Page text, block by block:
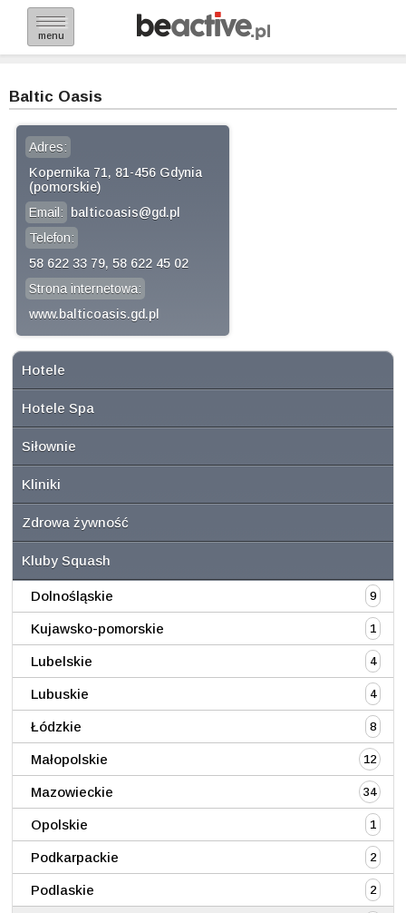
menu
Baltic Oasis
Adres:
Kopernika 71, 81-456 Gdynia
(pomorskie)
Email:
balticoasis@gd.pl
Telefon:
58 622 33 79, 58 622 45 02
Strona internetowa:
www.balticoasis.gd.pl
Hotele
Hotele Spa
Siłownie
Kliniki
Zdrowa żywność
Kluby Squash
Dolnośląskie 9
Kujawsko-pomorskie 1
Lubelskie 4
Lubuskie 4
Łódzkie 8
Małopolskie 12
Mazowieckie 34
Opolskie 1
Podkarpackie 2
Podlaskie 2